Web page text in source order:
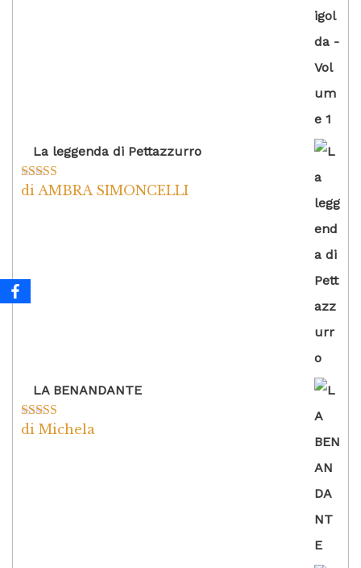
La leggenda di Pettazzurro
Valutato5su
di AMBRA SIMONCELLI
LA BENANDANTE
Valutato5su
di Michela